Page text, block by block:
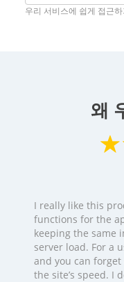
우리 서비스에 쉽게 접근
왜
I really like this
functions for the
keeping the same
server load. For a
and you can
the site’s speed. I